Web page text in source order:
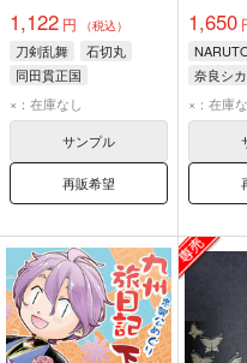
1,122 円 （税込）
刀剣乱舞
石切丸
同田貫正国
三日月宗近
×：在庫なし
サンプル
再販希望
1,650
うずま
奈良シ
×：在庫